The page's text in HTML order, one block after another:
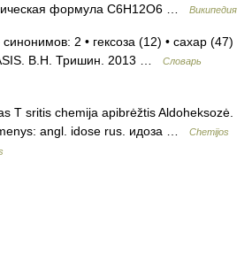
формула C6H12O6 … Википедия
2 • гексоза (12) • сахар (47)
В.Н. Тришин. 2013 …
Словарь
T sritis chemija apibrėžtis Aldoheksozė.
angl. idose rus. идоза …
Chemijos